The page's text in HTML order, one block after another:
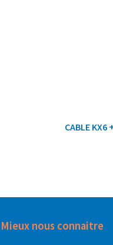
CABLE KX6
Mieux nous connaitre